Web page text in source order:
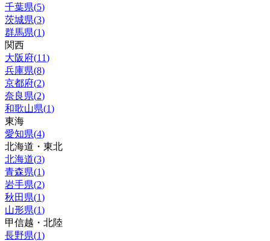
千葉県(5)
茨城県(3)
群馬県(1)
関西
大阪府(11)
兵庫県(8)
京都府(2)
奈良県(2)
和歌山県(1)
東海
愛知県(4)
北海道・東北
北海道(3)
青森県(1)
岩手県(2)
秋田県(1)
山形県(1)
甲信越・北陸
長野県(1)